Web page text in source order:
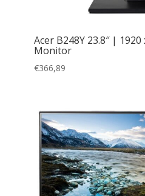
Acer B248Y 23.8″ |
Monitor
€366,89